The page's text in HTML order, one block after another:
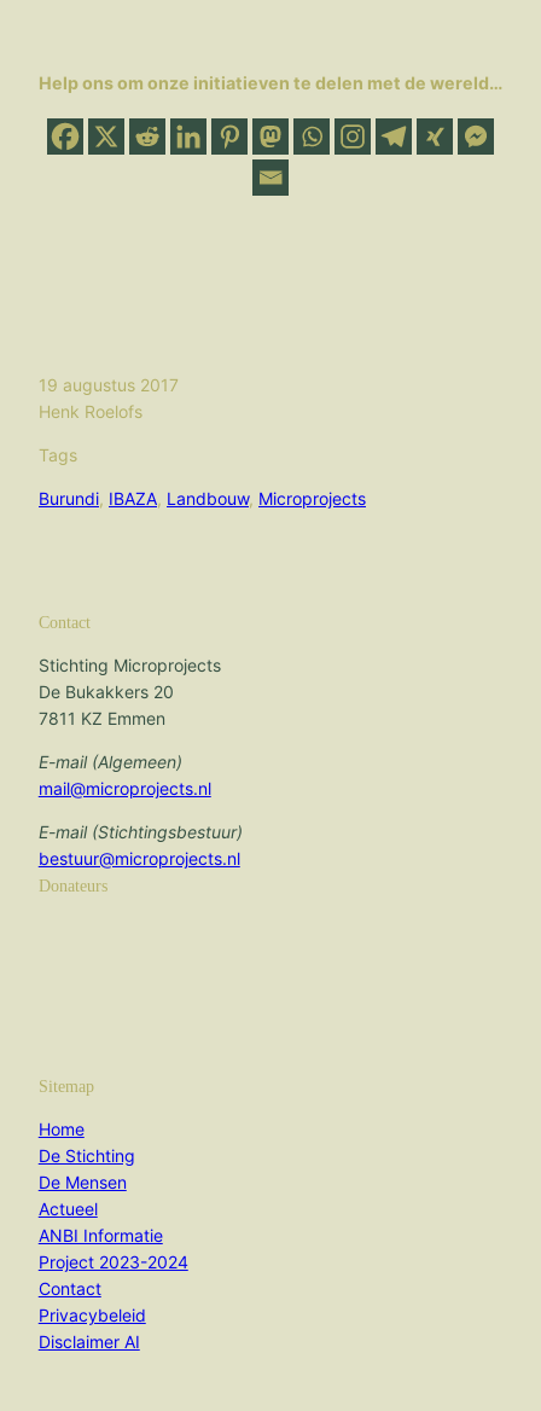
Help ons om onze initiatieven te delen met de wereld…
19 augustus 2017
Henk Roelofs
Tags
Burundi, IBAZA, Landbouw, Microprojects
Contact
Stichting Microprojects
De Bukakkers 20
7811 KZ Emmen
E-mail (Algemeen)
mail@microprojects.nl
E-mail (Stichtingsbestuur)
bestuur@microprojects.nl
Donateurs
Sitemap
Home
De Stichting
De Mensen
Actueel
ANBI Informatie
Project 2023-2024
Contact
Privacybeleid
Disclaimer AI